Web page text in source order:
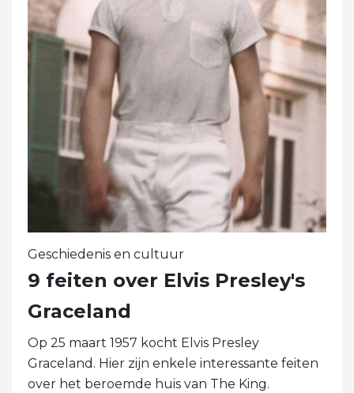
Geschiedenis en cultuur
9 feiten over Elvis Presley's
Graceland
Op 25 maart 1957 kocht Elvis Presley
Graceland. Hier zijn enkele interessante feiten
over het beroemde huis van The King.